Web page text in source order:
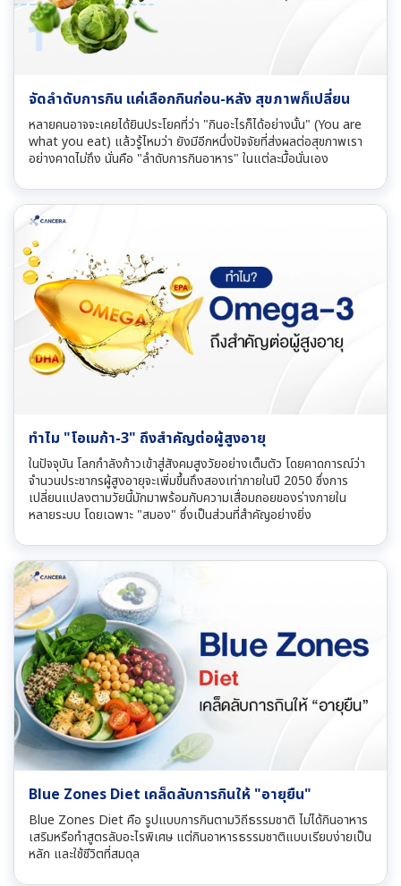
จัดลำดับการกิน แค่เลือกกินก่อน-หลัง สุขภาพก็เปลี่ยน
หลายคนอาจจะเคยได้ยินประโยคที่ว่า "กินอะไรก็ได้อย่างนั้น" (You are
what you eat) แล้วรู้ไหมว่า ยังมีอีกหนึ่งปัจจัยที่ส่งผลต่อสุขภาพเรา
อย่างคาดไม่ถึง นั่นคือ "ลำดับการกินอาหาร" ในแต่ละมื้อนั่นเอง
ทำไม "โอเมก้า-3" ถึงสำคัญต่อผู้สูงอายุ
ในปัจจุบัน โลกกำลังก้าวเข้าสู่สังคมสูงวัยอย่างเต็มตัว โดยคาดการณ์ว่า
จำนวนประชากรผู้สูงอายุจะเพิ่มขึ้นถึงสองเท่าภายในปี 2050 ซึ่งการ
เปลี่ยนแปลงตามวัยนี้มักมาพร้อมกับความเสื่อมถอยของร่างกายใน
หลายระบบ โดยเฉพาะ "สมอง" ซึ่งเป็นส่วนที่สำคัญอย่างยิ่ง
Blue Zones Diet เคล็ดลับการกินให้ "อายุยืน"
Blue Zones Diet คือ รูปแบบการกินตามวิถีธรรมชาติ ไม่ได้กินอาหาร
เสริมหรือทำสูตรลับอะไรพิเศษ แต่กินอาหารธรรมชาติแบบเรียบง่ายเป็น
หลัก และใช้ชีวิตที่สมดุล